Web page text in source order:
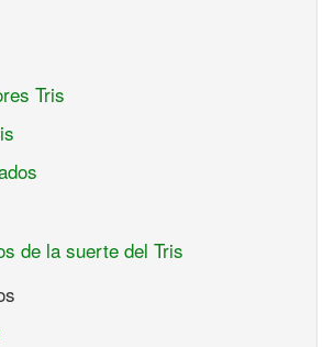
Tris
de la suerte del Tris